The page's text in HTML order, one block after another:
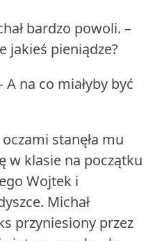
bardzo powoli. –
jakieś pieniądze?
A na co miałyby być
oczami stanęła mu
w klasie na początku
Wojtek i
Michał
przyniesiony przez